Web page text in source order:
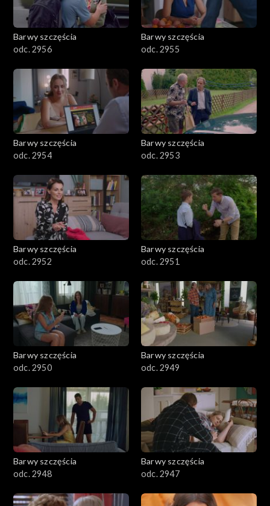
Barwy szczęścia
odc. 2956
Barwy szczęścia
odc. 2955
Barwy szczęścia
odc. 2954
Barwy szczęścia
odc. 2953
Barwy szczęścia
odc. 2952
Barwy szczęścia
odc. 2951
Barwy szczęścia
odc. 2950
Barwy szczęścia
odc. 2949
Barwy szczęścia
odc. 2948
Barwy szczęścia
odc. 2947